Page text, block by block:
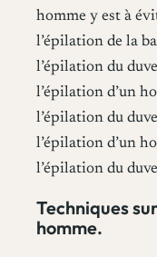
homme y est à
l’épilation de la
l’épilation du
l’épilation d’un
l’épilation du
l’épilation d’un
l’épilation du
Techniques
homme.